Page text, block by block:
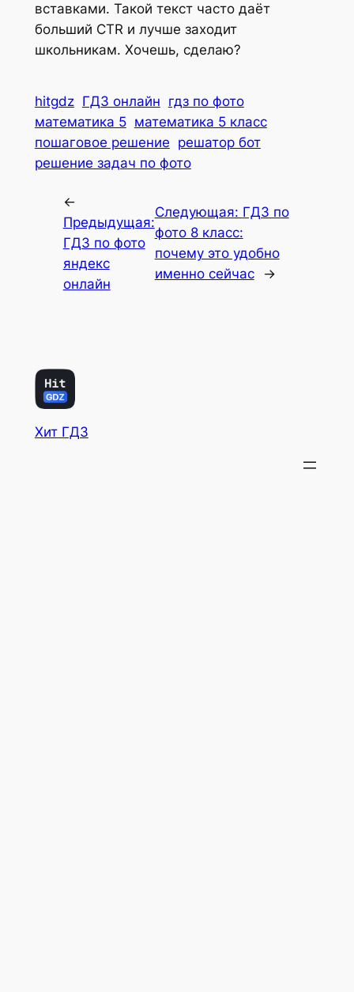
вставками. Такой текст часто даёт
больший CTR и лучше заходит
школьникам. Хочешь, сделаю?
hitgdz ГДЗ онлайн гдз по фото
математика 5 математика 5 класс
пошаговое решение решатор бот
решение задач по фото
←
Предыдущая:
ГДЗ по фото
яндекс
онлайн
Следующая: ГДЗ по
фото 8 класс:
почему это удобно
именно сейчас
→
Хит ГДЗ